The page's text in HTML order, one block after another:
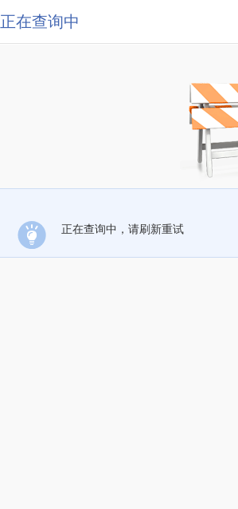
正在查询中
正在查询中，请刷新重试